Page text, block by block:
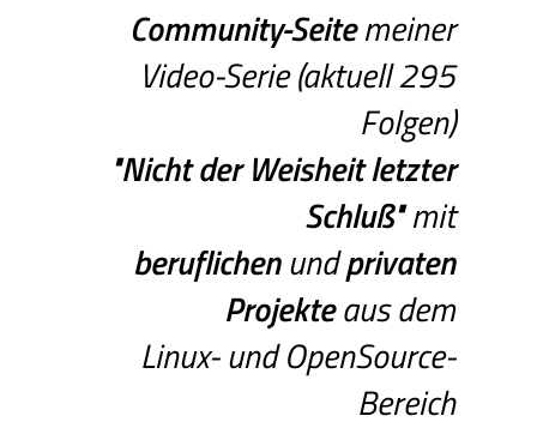
Community-Seitemeiner
Video-Serie (aktuell 295
Folgen)
"Nichtder Weisheitletzter
Schluß"mit
beruflichenundprivaten
Projekteaus dem
Linux- und OpenSource-
Bereich